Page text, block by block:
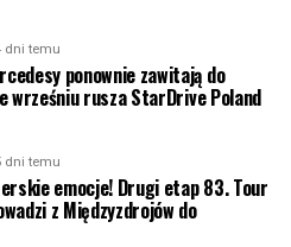
dni temu
ponownie zawitają do
wrześniu rusza StarDrive Poland
dni temu
emocje! Drugi etap 83. Tour
z Międzyzdrojów do